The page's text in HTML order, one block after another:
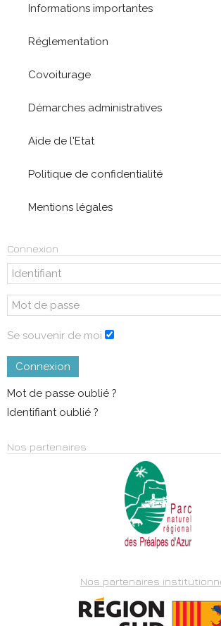
Informations importantes
Réglementation
Covoiturage
Démarches administratives
Aide de l'Etat
Politique de confidentialité
Mentions légales
Connexion
Se souvenir de moi
Connexion
Mot de passe oublié ?
Identifiant oublié ?
Nos partenaires
Nos partenaires